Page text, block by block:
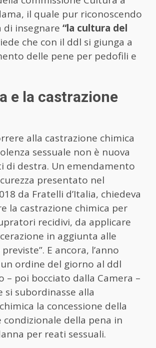
il quale pur riconoscendo
di insegnare “la cultura del
che con il ddl si giunga a
delle pene per pedofili e
e la castrazione
alla castrazione chimica
sessuale non è nuova
di destra. Un emendamento
presentato nel
da Fratelli d’Italia, chiedeva
la castrazione chimica per
recidivi, da applicare
in aggiunta alle
E ancora, l’anno
ordine del giorno al ddl
– poi bocciato dalla Camera –
si subordinasse alla
la concessione della
condizionale della pena in
per reati sessuali.